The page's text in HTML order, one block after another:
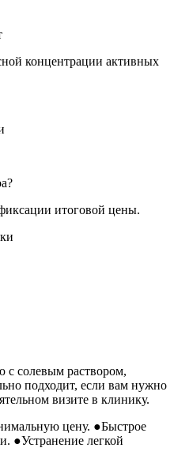
концентрации активных
итоговой цены.
с солевым раствором,
подходит, если вам нужно
визите в клинику.
цену. ●Быстрое
●Устранение легкой